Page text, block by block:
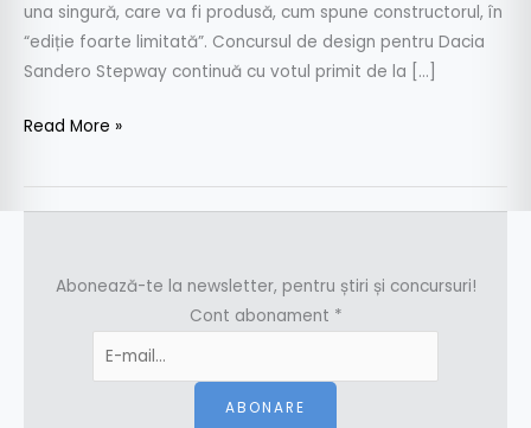
una singură, care va fi produsă, cum spune constructorul, în
“ediție foarte limitată”. Concursul de design pentru Dacia
Sandero Stepway continuă cu votul primit de la […]
Read More »
Abonează-te la newsletter, pentru știri și concursuri!
Cont abonament *
ABONARE